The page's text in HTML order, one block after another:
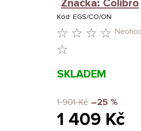
HODNOCENÍ
JE
0,0
Kód: EGS/CO/ON
Značka: Colibro
SKLADEM
1 901 Kč –25 %
1 409 Kč